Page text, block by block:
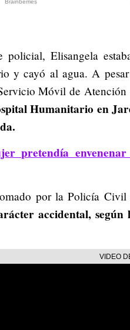
policial, Elisangela
y cayó al agua. A
Móvil de
Humanitario en
pretendía
por la Policía Civil
accidental,